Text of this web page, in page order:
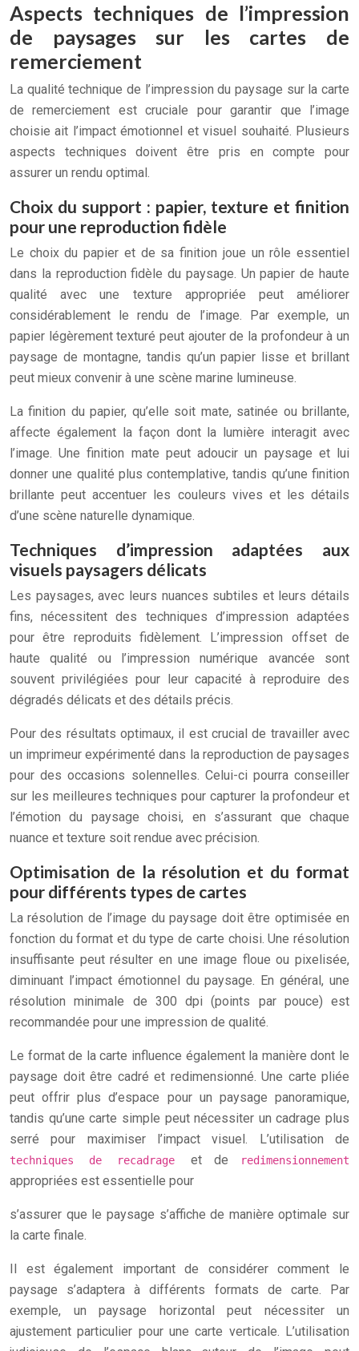
Aspects techniques de l’impression
de paysages sur les cartes de
remerciement
La qualité technique de l’impression du paysage sur la carte
de remerciement est cruciale pour garantir que l’image
choisie ait l’impact émotionnel et visuel souhaité. Plusieurs
aspects techniques doivent être pris en compte pour
assurer un rendu optimal.
Choix du support : papier, texture et finition
pour une reproduction fidèle
Le choix du papier et de sa finition joue un rôle essentiel
dans la reproduction fidèle du paysage. Un papier de haute
qualité avec une texture appropriée peut améliorer
considérablement le rendu de l’image. Par exemple, un
papier légèrement texturé peut ajouter de la profondeur à un
paysage de montagne, tandis qu’un papier lisse et brillant
peut mieux convenir à une scène marine lumineuse.
La finition du papier, qu’elle soit mate, satinée ou brillante,
affecte également la façon dont la lumière interagit avec
l’image. Une finition mate peut adoucir un paysage et lui
donner une qualité plus contemplative, tandis qu’une finition
brillante peut accentuer les couleurs vives et les détails
d’une scène naturelle dynamique.
Techniques d’impression adaptées aux
visuels paysagers délicats
Les paysages, avec leurs nuances subtiles et leurs détails
fins, nécessitent des techniques d’impression adaptées
pour être reproduits fidèlement. L’impression offset de
haute qualité ou l’impression numérique avancée sont
souvent privilégiées pour leur capacité à reproduire des
dégradés délicats et des détails précis.
Pour des résultats optimaux, il est crucial de travailler avec
un imprimeur expérimenté dans la reproduction de paysages
pour des occasions solennelles. Celui-ci pourra conseiller
sur les meilleures techniques pour capturer la profondeur et
l’émotion du paysage choisi, en s’assurant que chaque
nuance et texture soit rendue avec précision.
Optimisation de la résolution et du format
pour différents types de cartes
La résolution de l’image du paysage doit être optimisée en
fonction du format et du type de carte choisi. Une résolution
insuffisante peut résulter en une image floue ou pixelisée,
diminuant l’impact émotionnel du paysage. En général, une
résolution minimale de 300 dpi (points par pouce) est
recommandée pour une impression de qualité.
Le format de la carte influence également la manière dont le
paysage doit être cadré et redimensionné. Une carte pliée
peut offrir plus d’espace pour un paysage panoramique,
tandis qu’une carte simple peut nécessiter un cadrage plus
serré pour maximiser l’impact visuel. L’utilisation de
techniques de recadrage et de redimensionnement
appropriées est essentielle pour
s’assurer que le paysage s’affiche de manière optimale sur
la carte finale.
Il est également important de considérer comment le
paysage s’adaptera à différents formats de carte. Par
exemple, un paysage horizontal peut nécessiter un
ajustement particulier pour une carte verticale. L’utilisation